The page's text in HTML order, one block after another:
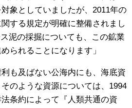
象としていましたが、2011年の
する規定が明確に整備されまし
泥の採掘についても、この鉱業
られることになります」
利も及ばない公海内にも、海底資
のような資源については、1994
条約によって『人類共通の資